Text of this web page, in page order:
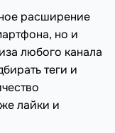
расширение
но и
любого канала
теги и
лайки и